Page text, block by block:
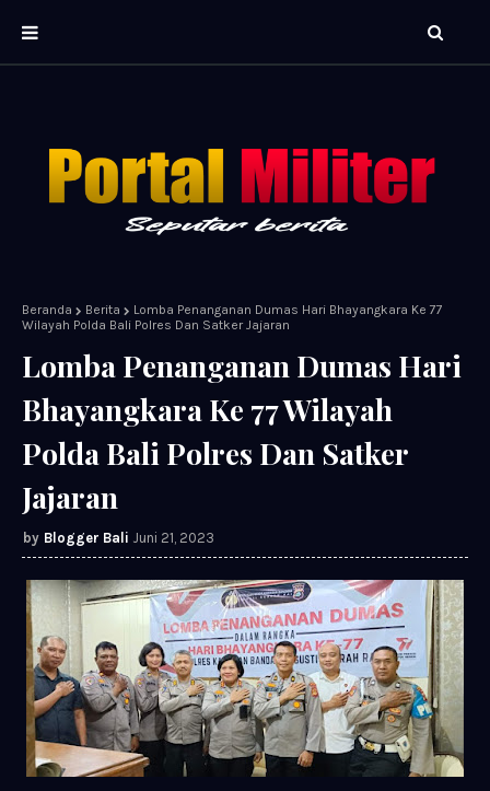
Beranda Berita
Lomba Penanganan Dumas Hari Bhayangkara Ke 77
Wilayah Polda Bali Polres Dan Satker Jajaran
Lomba Penanganan Dumas Hari
Bhayangkara Ke 77 Wilayah
Polda Bali Polres Dan Satker
Jajaran
Blogger Bali Juni 21, 2023